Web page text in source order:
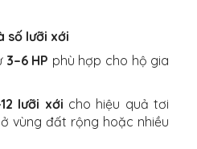
số lưỡi xới
3–6 HP phù hợp cho hộ gia
lưỡi xới cho hiệu quả tơi
vùng đất rộng hoặc nhiều